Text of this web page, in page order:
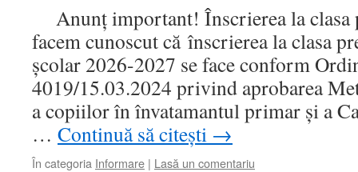
Anunț important! Înscrierea la
facem cunoscut că înscrierea la clasa
școlar 2026-2027 se face conform
4019/15.03.2024 privind aprobarea
a copiilor în învatamantul primar și a
… Continuă să citești →
În categoria Informare | Lasă un comentariu